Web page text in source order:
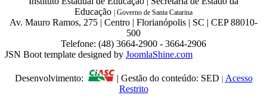
Educação | Governo de Santa Catarina
Av. Mauro Ramos, 275 | Centro | Florianópolis | SC | CEP 88010-
500
Telefone: (48) 3664-2900 - 3664-2906
JSN Boot template designed by JoomlaShine.com
Desenvolvimento: | Gestão do conteúdo: SED | Acesso
Restrito